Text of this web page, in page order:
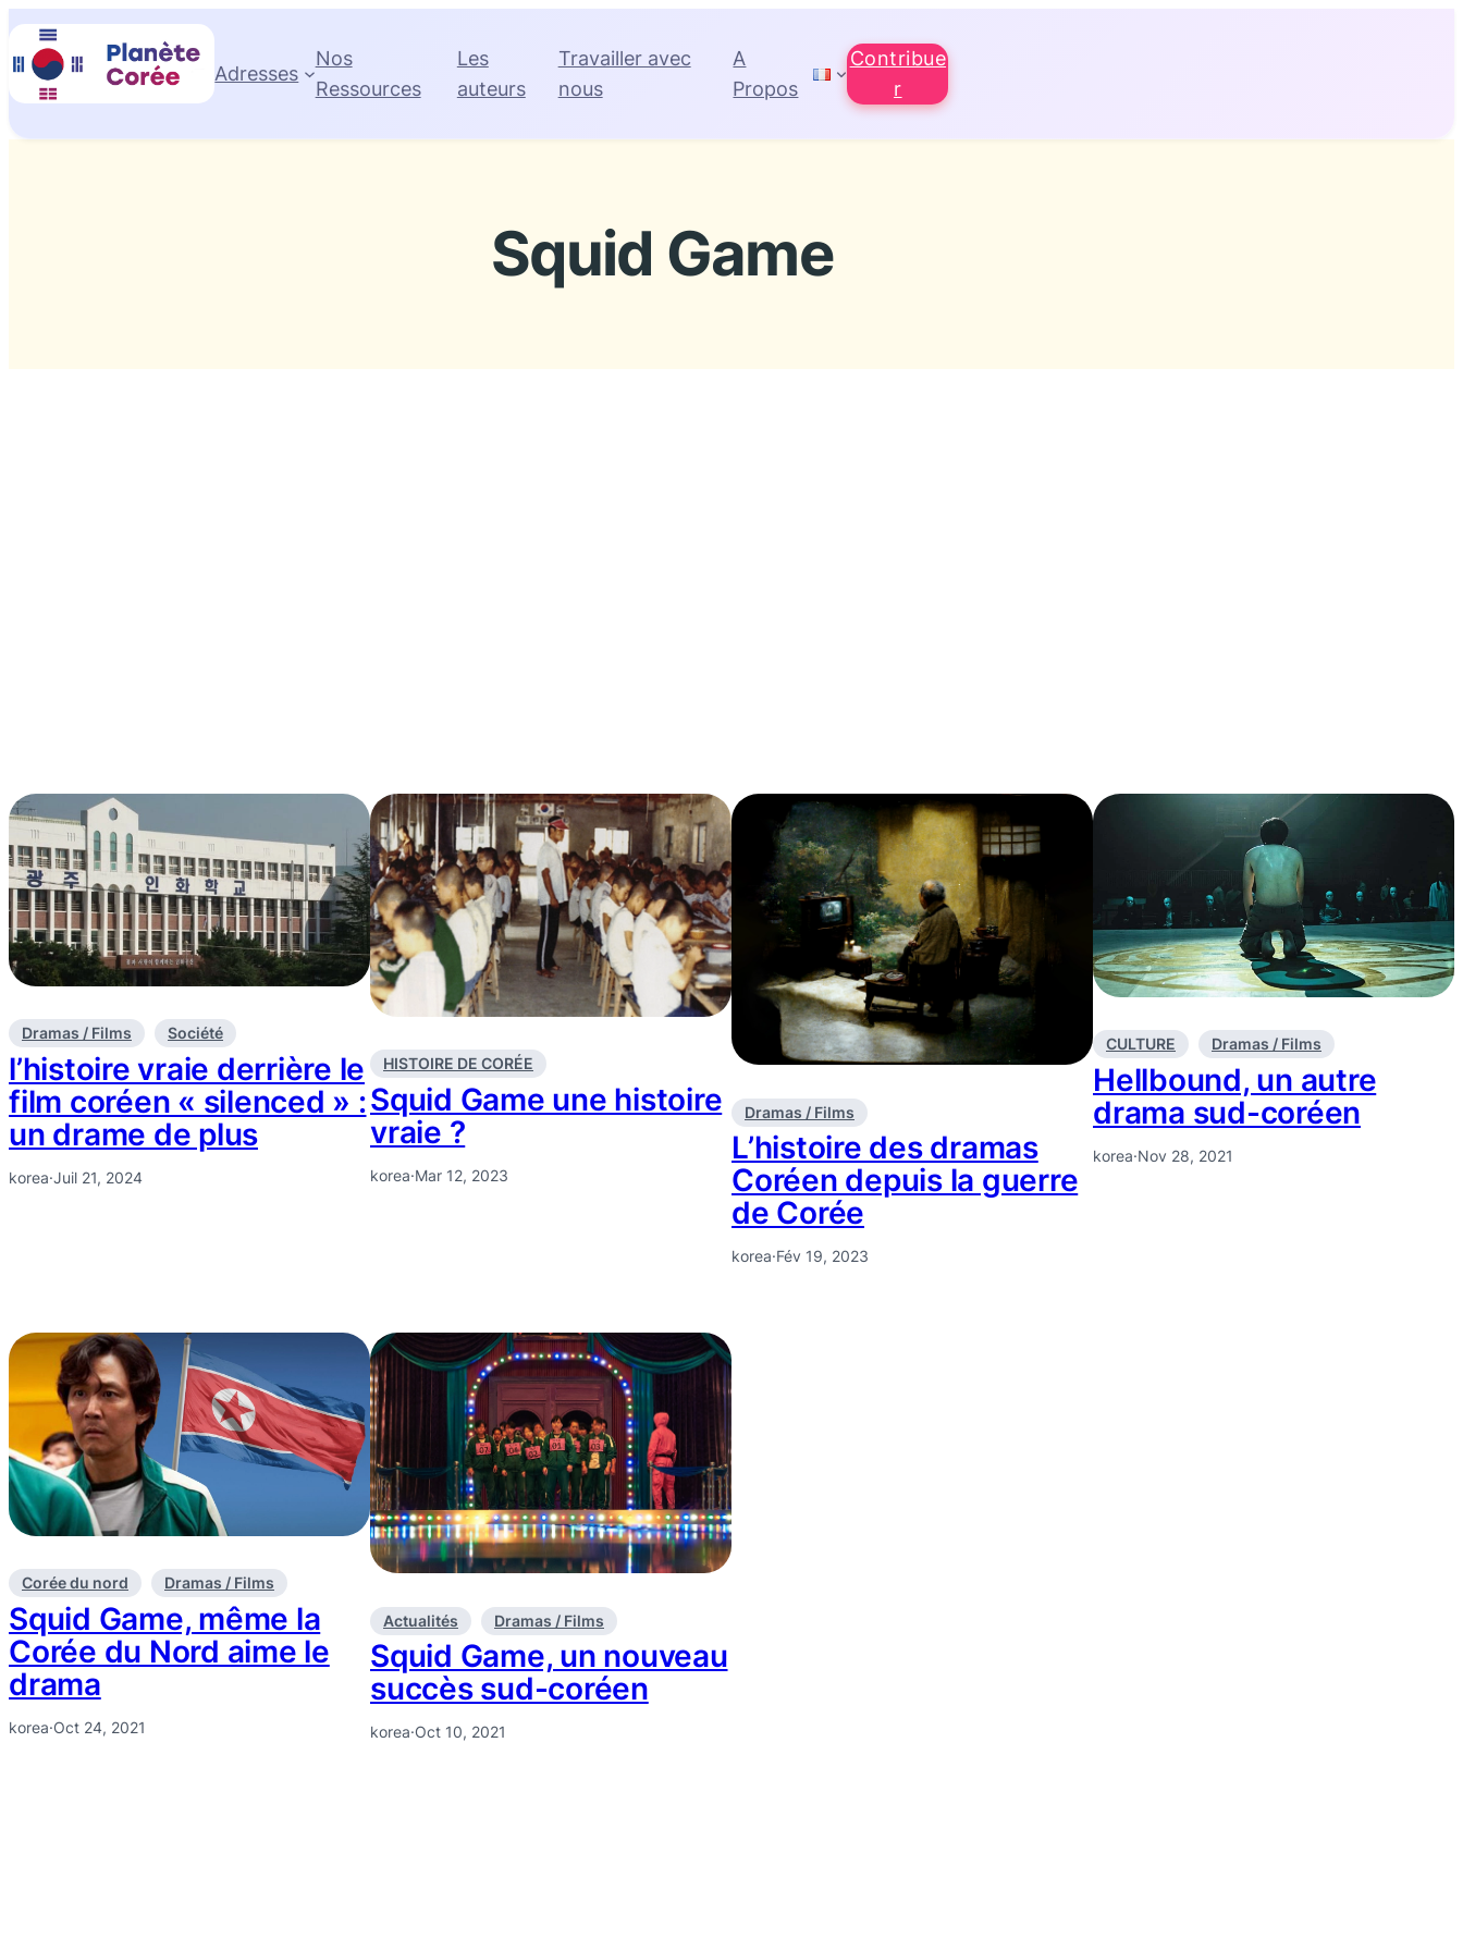
Aller
au
contenu
Adresses
Nos
Ressources
Les
auteurs
Travailler avec
nous
A
Propos
Contribue
r
Squid Game
Dramas / Films Société
l’histoire vraie derrière le
film coréen « silenced » :
un drame de plus
korea·Juil 21, 2024
HISTOIRE DE CORÉE
Squid Game une histoire
vraie ?
korea·Mar 12, 2023
Dramas / Films
L’histoire des dramas
Coréen depuis la guerre
de Corée
korea·Fév 19, 2023
CULTURE Dramas / Films
Hellbound, un autre
drama sud-coréen
korea·Nov 28, 2021
Corée du nord Dramas / Films
Squid Game, même la
Corée du Nord aime le
drama
korea·Oct 24, 2021
Actualités Dramas / Films
Squid Game, un nouveau
succès sud-coréen
korea·Oct 10, 2021